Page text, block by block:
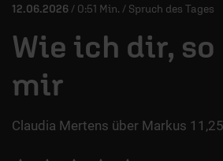
MITMACHEN
ÜBER UNS
12.06.2026 / 0:51 Min. / Spruch des Tages
Wie ich dir, so
mir
Claudia Mertens über Markus